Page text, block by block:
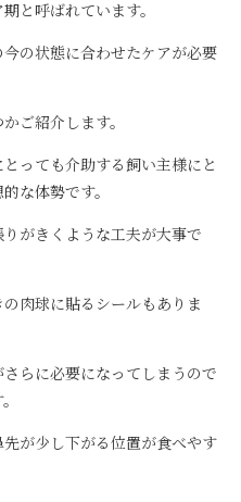
と呼ばれています。
の状態に合わせたケアが必要
ご紹介します。
っても介助する飼い主様にと
な体勢です。
がきくような工夫が大事で
肉球に貼るシールもありま
らに必要になってしまうので
が少し下がる位置が食べやす